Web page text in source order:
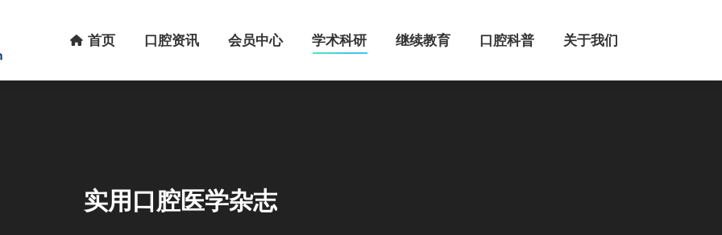
首页 口腔资讯 会员中心 学术科研 继续教育 口腔科普 关于我们
实用口腔医学杂志